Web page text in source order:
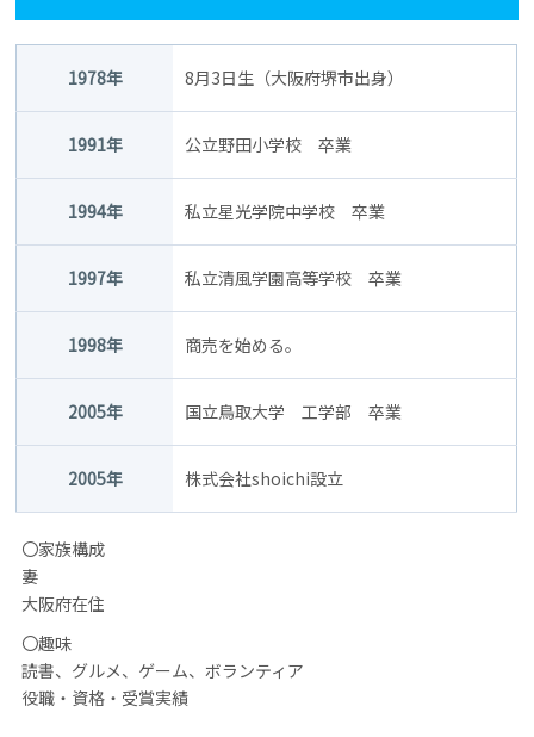
1978年 8月3日生（大阪府堺市出身）
1991年 公立野田小学校 卒業
1994年 私立星光学院中学校 卒業
1997年 私立清風学園高等学校 卒業
1998年 商売を始める。
2005年 国立鳥取大学 工学部 卒業
2005年 株式会社shoichi設立
〇家族構成
妻
大阪府在住
〇趣味
読書、グルメ、ゲーム、ボランティア
役職・資格・受賞実績